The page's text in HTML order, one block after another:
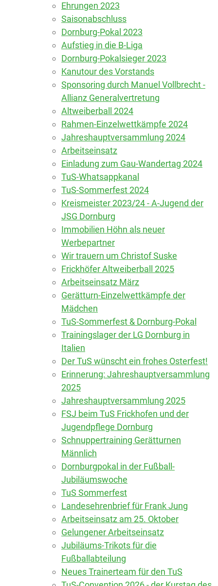
Ehrungen 2023
Saisonabschluss
Dornburg-Pokal 2023
Aufstieg in die B-Liga
Dornburg-Pokalsieger 2023
Kanutour des Vorstands
Sponsoring durch Manuel Vollbrecht -
Allianz Generalvertretung
Altweiberball 2024
Rahmen-Einzelwettkämpfe 2024
Jahreshauptversammlung 2024
Arbeitseinsatz
Einladung zum Gau-Wandertag 2024
TuS-Whatsappkanal
TuS-Sommerfest 2024
Kreismeister 2023/24 - A-Jugend der
JSG Dornburg
Immobilien Höhn als neuer
Werbepartner
Wir trauern um Christof Suske
Frickhöfer Altweiberball 2025
Arbeitseinsatz März
Gerätturn-Einzelwettkämpfe der
Mädchen
TuS-Sommerfest & Dornburg-Pokal
Trainingslager der LG Dornburg in
Italien
Der TuS wünscht ein frohes Osterfest!
Erinnerung: Jahreshauptversammlung
2025
Jahreshauptversammlung 2025
FSJ beim TuS Frickhofen und der
Jugendpflege Dornburg
Schnuppertraining Gerätturnen
Männlich
Dornburgpokal in der Fußball-
Jubiläumswoche
TuS Sommerfest
Landesehrenbrief für Frank Jung
Arbeitseinsatz am 25. Oktober
Gelungener Arbeitseinsatz
Jubiläums-Trikots für die
Fußballabteilung
Neues Trainerteam für den TuS